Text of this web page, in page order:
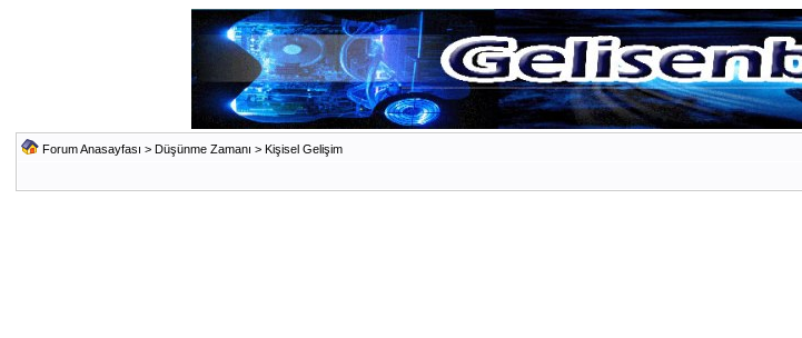
Forum Anasayfası > Düşünme Zamanı > Kişisel Gelişim